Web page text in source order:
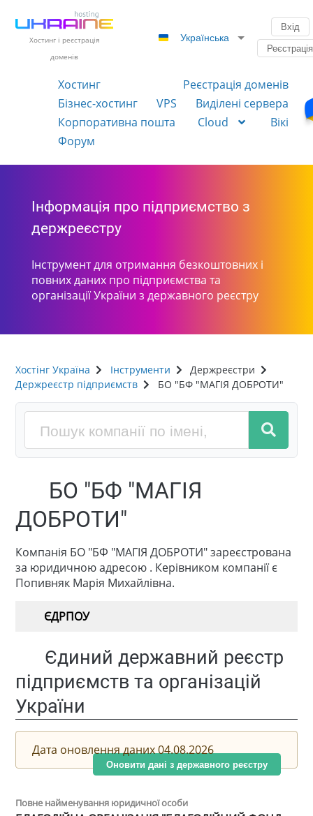
Хостинг і реєстрація
доменів
Українська
Вхід
Реєстрація
Хостинг
Реєстрація доменів
Бізнес-хостинг
VPS
Виділені сервера
Корпоративна пошта
Cloud
Вікі
Форум
Інформація про підприємство з
держреєстру
Інструмент для отримання безкоштовних і
повних даних про підприємства та
організації України з державного реєстру
Хостінг Україна Інструменти
Держреєстри
Держреєстр підприємств
БО "БФ "МАГІЯ ДОБРОТИ"
БО "БФ "МАГІЯ
ДОБРОТИ"
Компанія БО "БФ "МАГІЯ ДОБРОТИ" зареєстрована
за юридичною адресою . Керівником компанії є
Попивняк Марія Михайлівна.
ЄДРПОУ
Єдиний державний реєстр
підприємств та організацій
України
Дата оновлення даних 04.08.2026
Оновити дані з державного реєстру
Повне найменування юридичної особи